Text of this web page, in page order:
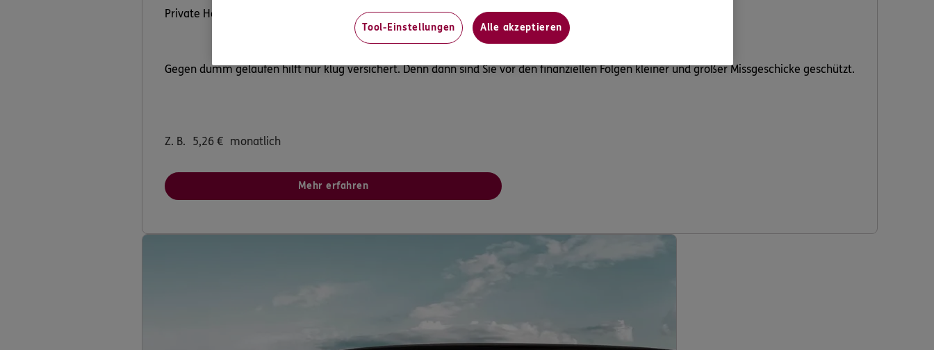
Private Haftpflichtversicherung
Gegen dumm gelaufen hilft nur klug versichert. Denn dann sind Sie vor den finanziellen Folgen kleiner und großer Missgeschicke geschützt.
Z. B. 5,26 € monatlich
Mehr erfahren
Tool-Einstellungen Alle akzeptieren